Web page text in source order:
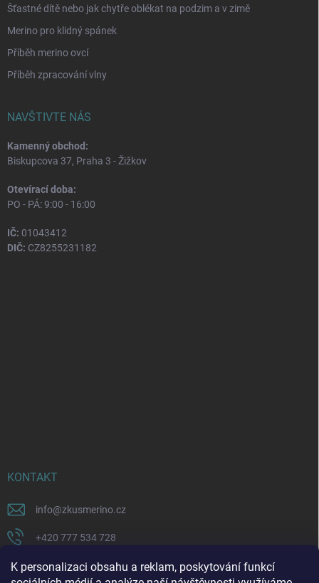
K personalizaci obsahu a reklam, poskytování funkcí
Šťastné dítě nebo jak chytře oblékat na podzim a v zimě
Merino pro klidný spánek
Příběh merino ovcí
Příběh zpracování vlny
NAVŠTIVTE NÁS
Kamenný obchod:
Biskupcova 37, Praha 3 - Žižkov
Otevírací doba:
PO - PÁ: 9:00 - 16:00
IČ: 01043412
DIČ: CZ8255231182
KONTAKT
info@zkusmerino.cz
+420 777 534 728
https://www.facebook.com/zkusmerino/